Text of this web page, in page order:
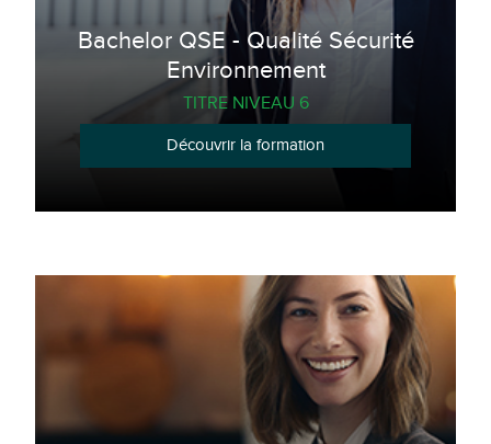
Bachelor QSE - Qualité Sécurité
Environnement
TITRE NIVEAU 6
Découvrir la formation